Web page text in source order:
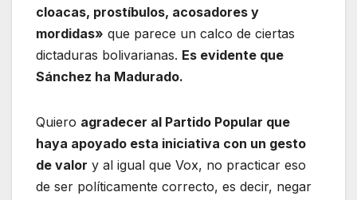
cloacas, prostíbulos, acosadores y
mordidas» que parece un calco de ciertas
dictaduras bolivarianas. Es evidente que
Sánchez ha Madurado.
Quiero agradecer al Partido Popular que
haya apoyado esta iniciativa con un gesto
de valor y al igual que Vox, no practicar eso
de ser políticamente correcto, es decir, negar